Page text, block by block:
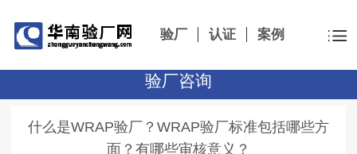
验厂 认证 案例
验厂咨询
什么是WRAP验厂？WRAP验厂标准包括哪些方
面？有哪些审核意义？